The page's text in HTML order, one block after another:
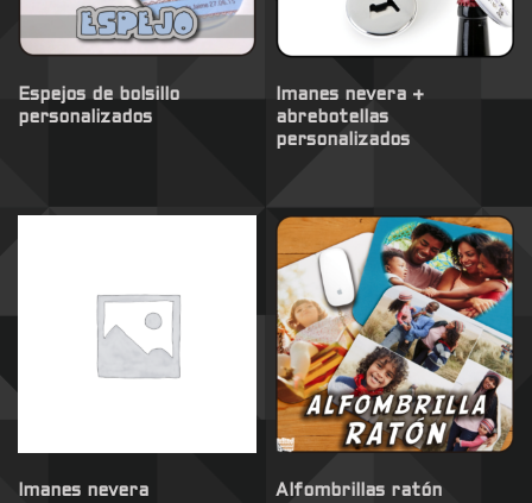
Espejos de bolsillo
personalizados
Imanes nevera +
abrebotellas
personalizados
Imanes nevera
Alfombrillas ratón